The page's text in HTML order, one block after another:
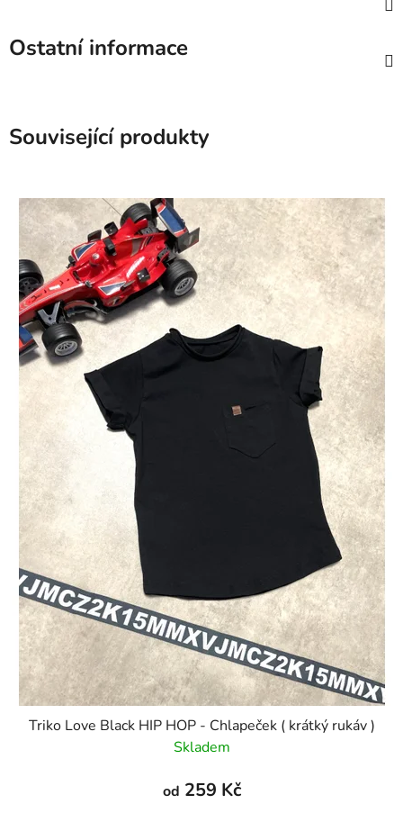
Ostatní informace
Související produkty
Triko Love Black HIP HOP - Chlapeček ( krátký rukáv )
Skladem
od 259 Kč